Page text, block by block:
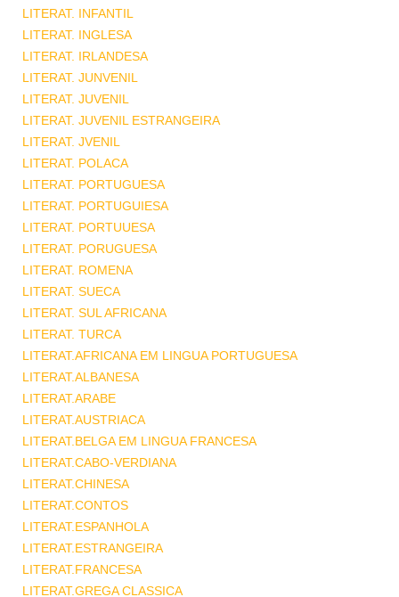
LITERAT. INFANTIL
LITERAT. INGLESA
LITERAT. IRLANDESA
LITERAT. JUNVENIL
LITERAT. JUVENIL
LITERAT. JUVENIL ESTRANGEIRA
LITERAT. JVENIL
LITERAT. POLACA
LITERAT. PORTUGUESA
LITERAT. PORTUGUIESA
LITERAT. PORTUUESA
LITERAT. PORUGUESA
LITERAT. ROMENA
LITERAT. SUECA
LITERAT. SUL AFRICANA
LITERAT. TURCA
LITERAT.AFRICANA EM LINGUA PORTUGUESA
LITERAT.ALBANESA
LITERAT.ARABE
LITERAT.AUSTRIACA
LITERAT.BELGA EM LINGUA FRANCESA
LITERAT.CABO-VERDIANA
LITERAT.CHINESA
LITERAT.CONTOS
LITERAT.ESPANHOLA
LITERAT.ESTRANGEIRA
LITERAT.FRANCESA
LITERAT.GREGA CLASSICA